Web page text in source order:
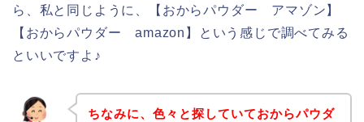
ら、私と同じように、【おからパウダー アマゾン】
【おからパウダー amazon】という感じで調べてみる
といいですよ♪
ちなみに、色々と探していておからパウダ